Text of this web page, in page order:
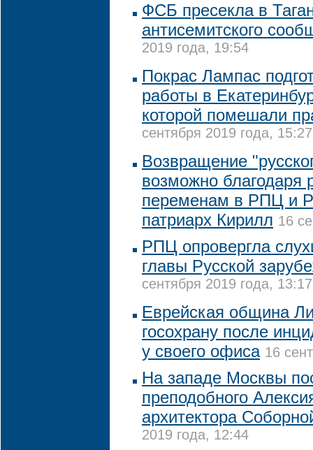
ФСБ пресекла в
антисемитского
2019 года, 19:54
Покрас Лампас
работы в
которой помешали
сентября 2019 года, 15:27
Возвращение
возможно благодаря
переменам в РПЦ и
патриарх Кирилл 16
РПЦ опровергла
главы Русской
сентября 2019 года, 13:17
Еврейская община
госохрану после
у своего офиса 16
На западе Москвы
преподобного
архитектора
2019 года, 12:44